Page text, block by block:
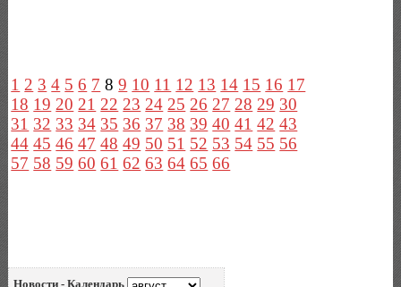
1 2 3 4 5 6 7 8 9 10 11 12 13 14 15 16 17
18 19 20 21 22 23 24 25 26 27 28 29 30
31 32 33 34 35 36 37 38 39 40 41 42 43
44 45 46 47 48 49 50 51 52 53 54 55 56
57 58 59 60 61 62 63 64 65 66
Новости - Календарь